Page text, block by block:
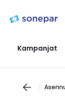
navigointiin
Kampanjat